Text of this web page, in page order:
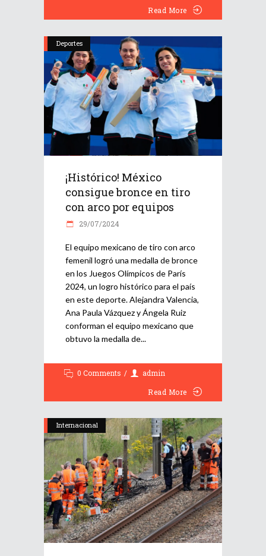
Read More
Deportes
¡Histórico! México
consigue bronce en tiro
con arco por equipos
29/07/2024
El equipo mexicano de tiro con arco
femenil logró una medalla de bronce
en los Juegos Olímpicos de París
2024, un logro histórico para el país
en este deporte. Alejandra Valencia,
Ana Paula Vázquez y Ángela Ruiz
conforman el equipo mexicano que
obtuvo la medalla de
0 Comments
admin
Read More
Internacional